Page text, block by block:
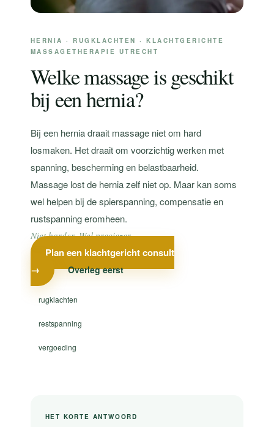
HERNIA · RUGKLACHTEN · KLACHTGERICHTE
MASSAGETHERAPIE UTRECHT
Welke massage is geschikt
bij een hernia?
Bij een hernia draait massage niet om hard
losmaken. Het draait om voorzichtig werken met
spanning, bescherming en belastbaarheid.
Massage lost de hernia zelf niet op. Maar kan soms
wel helpen bij de spierspanning, compensatie en
rustspanning eromheen.
Niet harder. Wel preciezer.
Plan een klachtgericht consult
→
Overleg eerst
rugklachten
restspanning
vergoeding
HET KORTE ANTWOORD